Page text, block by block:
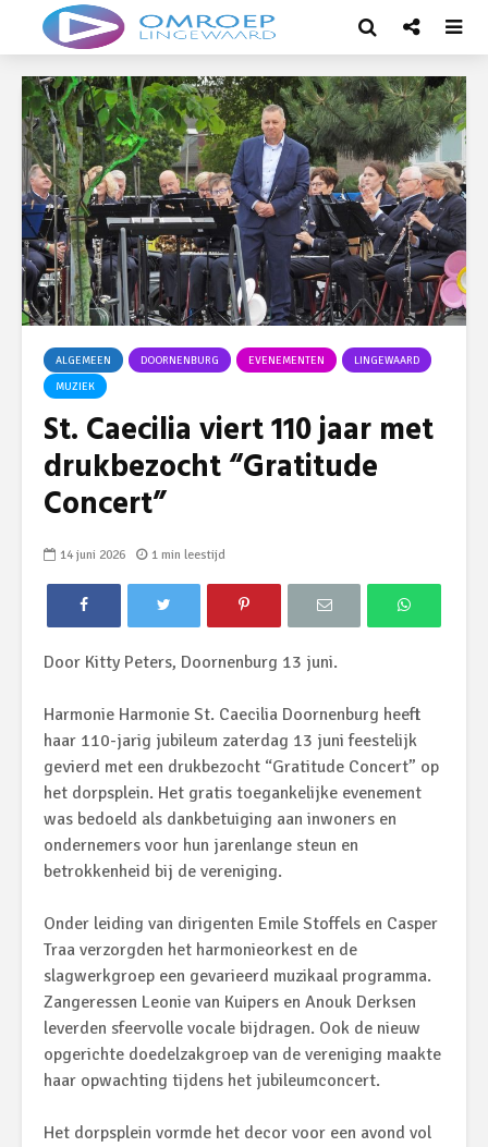
ALGEMEEN DOORNENBURG EVENEMENTEN
LINGEWAARD
MUZIEK
St. Caecilia viert 110 jaar met
drukbezocht “Gratitude
Concert”
14 juni 2026 1 min leestijd
Door Kitty Peters, Doornenburg 13 juni.
Harmonie Harmonie St. Caecilia Doornenburg heeft
haar 110-jarig jubileum zaterdag 13 juni feestelijk
gevierd met een drukbezocht “Gratitude Concert” op
het dorpsplein. Het gratis toegankelijke evenement
was bedoeld als dankbetuiging aan inwoners en
ondernemers voor hun jarenlange steun en
betrokkenheid bij de vereniging.
Onder leiding van dirigenten Emile Stoffels en Casper
Traa verzorgden het harmonieorkest en de
slagwerkgroep een gevarieerd muzikaal programma.
Zangeressen Leonie van Kuipers en Anouk Derksen
leverden sfeervolle vocale bijdragen. Ook de nieuw
opgerichte doedelzakgroep van de vereniging maakte
haar opwachting tijdens het jubileumconcert.
Het dorpsplein vormde het decor voor een avond vol